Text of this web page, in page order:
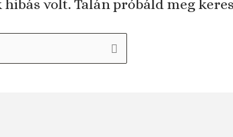
volt. Talán próbáld meg